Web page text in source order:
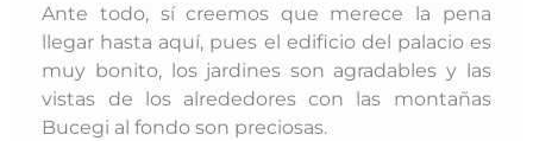
Ante todo, sí creemos que merece la pena
llegar hasta aquí, pues el edificio del palacio es
muy bonito, los jardines son agradables y las
vistas de los alrededores con las montañas
Bucegi al fondo son preciosas.